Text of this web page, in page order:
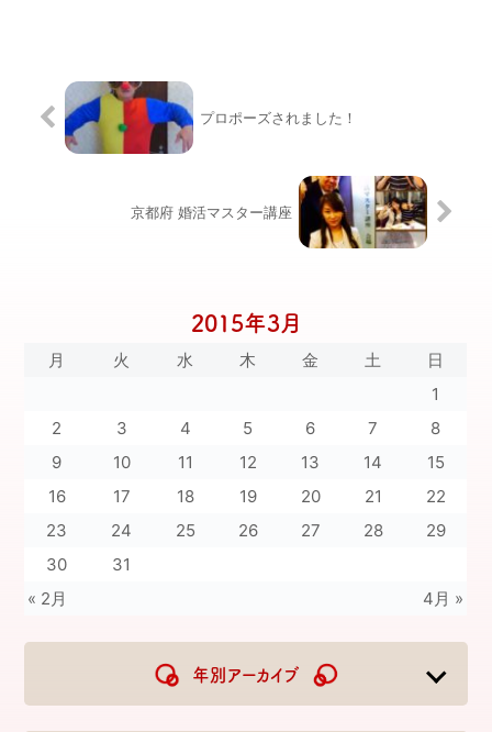
プロポーズされました！
京都府 婚活マスター講座
2015年3月
月 火 水 木 金 土 日
« 2月 4月 »
1
2
3 4 5 6 7
8
9
10 11 12 13 14
15
16
17 18 19 20 21
22
23
24 25 26 27 28
29
30
31
年別アーカイブ